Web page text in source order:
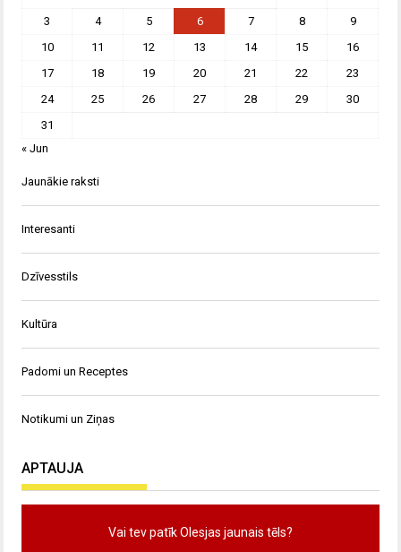
3
4 5 6 7 8
9
10
11 12 13 14 15
16
17
18 19 20 21 22
23
24
25 26 27 28 29
30
31
« Jun
Jaunākie raksti
Interesanti
Dzīvesstils
Kultūra
Padomi un Receptes
Notikumi un Ziņas
APTAUJA
Vai tev patīk Olesjas jaunais tēls?